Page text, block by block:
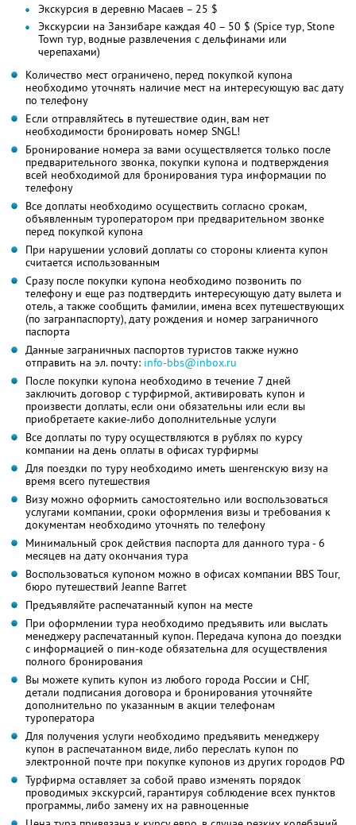
Экскурсия в деревню Масаев – 25 $
Экскурсии на Занзибаре каждая 40 – 50 $ (Spice тур, Stone
Town тур, водные развлечения с дельфинами или
черепахами)
Количество мест ограничено, перед покупкой купона
необходимо уточнять наличие мест на интересующую вас дату
по телефону
Если отправляйтесь в путешествие один, вам нет
необходимости бронировать номер SNGL!
Бронирование номера за вами осуществляется только после
предварительного звонка, покупки купона и подтверждения
всей необходимой для бронирования тура информации по
телефону
Все доплаты необходимо осуществить согласно срокам,
объявленным туроператором при предварительном звонке
перед покупкой купона
При нарушении условий доплаты со стороны клиента купон
считается использованным
Сразу после покупки купона необходимо позвонить по
телефону и еще раз подтвердить интересующую дату вылета и
отель, а также сообщить фамилии, имена всех путешествующих
(по загранпаспорту), дату рождения и номер заграничного
паспорта
Данные заграничных паспортов туристов также нужно
отправить на эл. почту: info-bbs@inbox.ru
После покупки купона необходимо в течение 7 дней
заключить договор с турфирмой, активировать купон и
произвести доплаты, если они обязательны или если вы
приобретаете какие-либо дополнительные услуги
Все доплаты по туру осуществляются в рублях по курсу
компании на день оплаты в офисах турфирмы
Для поездки по туру необходимо иметь шенгенскую визу на
время всего путешествия
Визу можно оформить самостоятельно или воспользоваться
услугами компании, сроки оформления визы и требования к
документам необходимо уточнять по телефону
Минимальный срок действия паспорта для данного тура - 6
месяцев на дату окончания тура
Воспользоваться купоном можно в офисах компании BBS Tour,
бюро путешествий Jeanne Barret
Предъявляйте распечатанный купон на месте
При оформлении тура необходимо предъявить или выслать
менеджеру распечатанный купон. Передача купона до поездки
с информацией о пин-коде обязательна для осуществления
полного бронирования
Вы можете купить купон из любого города России и СНГ,
детали подписания договора и бронирования уточняйте
дополнительно по указанным в акции телефонам
туроператора
Для получения услуги необходимо предъявить менеджеру
купон в распечатанном виде, либо переслать купон по
электронной почте при покупке купонов из других городов РФ
Турфирма оставляет за собой право изменять порядок
проводимых экскурсий, гарантируя соблюдение всех пунктов
программы, либо замену их на равноценные